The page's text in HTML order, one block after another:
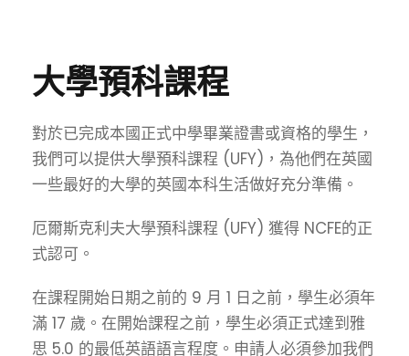
大學預科課程
對於已完成本國正式中學畢業證書或資格的學生，
我們可以提供大學預科課程 (UFY)，為他們在英國
一些最好的大學的英國本科生活做好充分準備。
厄爾斯克利夫大學預科課程 (UFY) 獲得 NCFE的正
式認可 。
在課程開始日期之前的 9 月 1 日之前，學生必須年
滿 17 歲。在開始課程之前，學生必須正式達到雅
思 5.0 的最低英語語言程度。申請人必須參加我們